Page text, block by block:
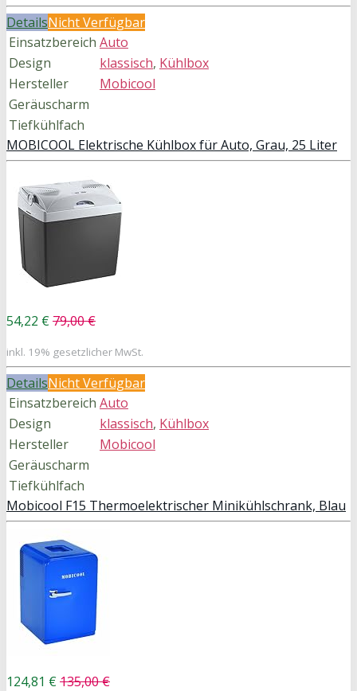
DetailsNicht Verfügbar
Einsatzbereich Auto
Design
klassisch, Kühlbox
Hersteller
Mobicool
Geräuscharm
Tiefkühlfach
MOBICOOL Elektrische Kühlbox für Auto, Grau, 25 Liter
54,22 € 79,00 €
inkl. 19% gesetzlicher MwSt.
DetailsNicht Verfügbar
Einsatzbereich Auto
Design
klassisch, Kühlbox
Hersteller
Mobicool
Geräuscharm
Tiefkühlfach
Mobicool F15 Thermoelektrischer Minikühlschrank, Blau
124,81 € 135,00 €